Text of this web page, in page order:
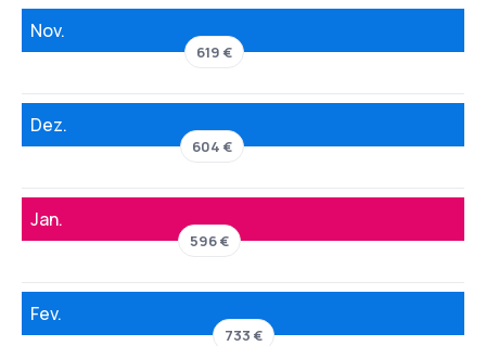
Nov.
619 €
Dez.
604 €
Jan.
596 €
Fev.
733 €